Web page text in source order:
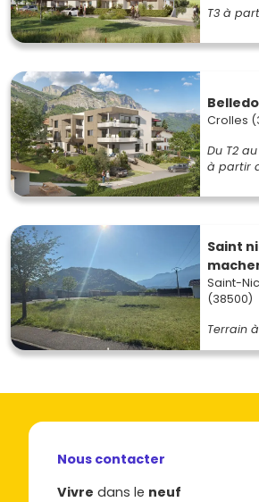
T3 à
Crolles
Du T2
à partir
Saint
Saint-
(38500)
Terrain
Nous contacter
Vivre dans le neuf